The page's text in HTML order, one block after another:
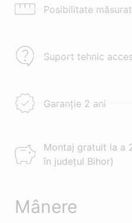
Posibilitate
Suport tehnic
Garanție 2 ani
Montaj gratuit la a
în județul Bihor)
Mânere